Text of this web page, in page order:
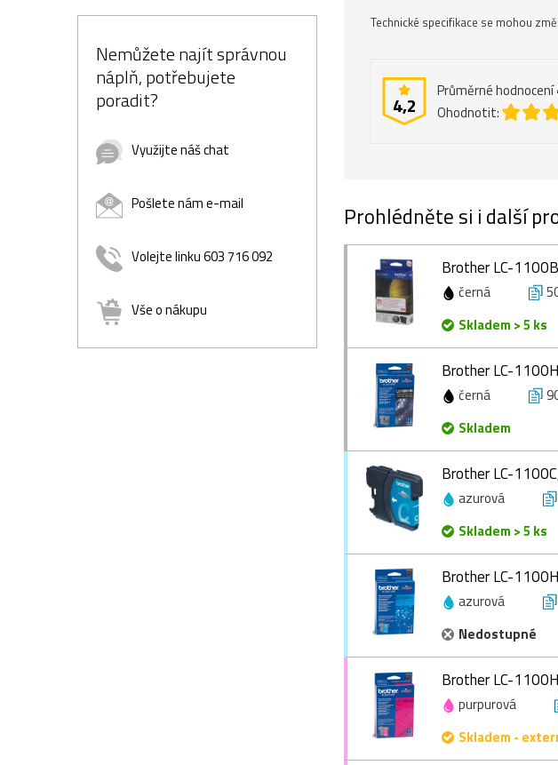
Nemůžete najít správnou
náplň, potřebujete
poradit?
Využijte náš chat
Pošlete nám e-mail
Volejte linku 603 716 092
Vše o nákupu
Technické specifikace se mohou
4,2
Průměrné hodnocení
Ohodnotit:
Prohlédněte si i další
Brother LC-
černá
Skladem > 5 ks
Brother LC-
černá
Skladem
Brother LC-
azurová
Skladem > 5 ks
Brother LC-
azurová
Nedostupné
Brother LC-
purpurová
Skladem -